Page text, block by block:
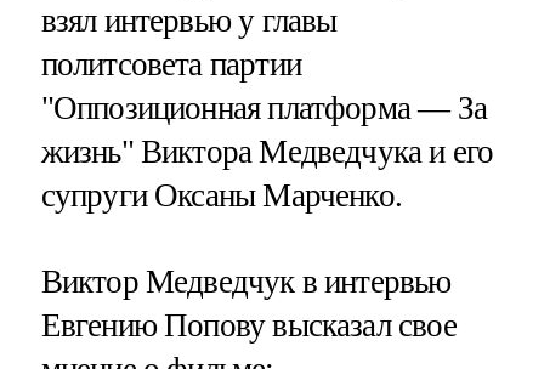
взял интервью у главы
политсовета партии
"Оппозиционная платформа — За
жизнь" Виктора Медведчука и его
супруги Оксаны Марченко.
Виктор Медведчук в интервью
Евгению Попову высказал свое